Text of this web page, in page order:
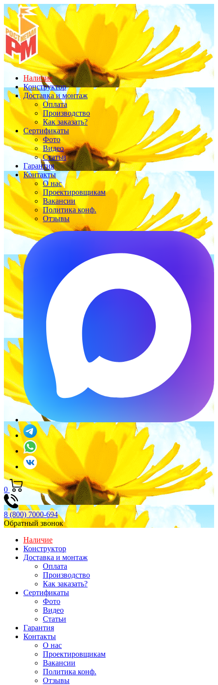
Наличие
Конструктор
Доставка и монтаж
Оплата
Производство
Как заказать?
Сертификаты
Фото
Видео
Статьи
Гарантия
Контакты
О нас
Проектировщикам
Вакансии
Политика конф.
Отзывы
0
8 (800) 7000-694
Обратный звонок
Наличие
Конструктор
Доставка и монтаж
Оплата
Производство
Как заказать?
Сертификаты
Фото
Видео
Статьи
Гарантия
Контакты
О нас
Проектировщикам
Вакансии
Политика конф.
Отзывы